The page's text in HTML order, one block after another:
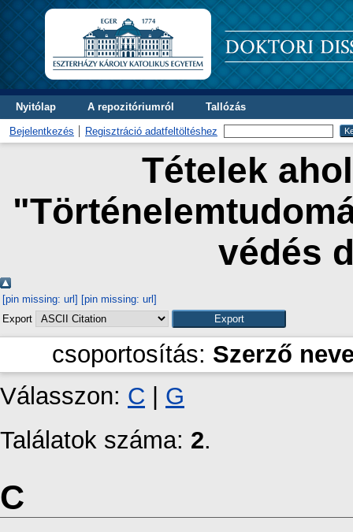
Nyitólap A repozitóriumról Tallózás
Bejelentkezés Regisztráció adatfeltöltéshez
Tételek
védés
[pin missing: url] [pin missing: url]
Export
csoportosítás: Szerző
Válasszon: C
G
Találatok száma: 2.
C